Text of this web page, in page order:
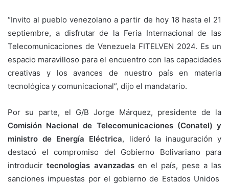
“Invito al pueblo venezolano a partir de hoy 18 hasta el 21
septiembre, a disfrutar de la Feria Internacional de las
Telecomunicaciones de Venezuela FITELVEN 2024. Es un
espacio maravilloso para el encuentro con las capacidades
creativas y los avances de nuestro país en materia
tecnológica y comunicacional”, dijo el mandatario.
Por su parte, el G/B Jorge Márquez, presidente de la
Comisión Nacional de Telecomunicaciones (Conatel) y
ministro de Energía Eléctrica, lideró la inauguración y
destacó el compromiso del Gobierno Bolivariano para
introducirtecnologías avanzadasen el país, pese a las
sanciones impuestas por el gobierno de Estados Unidos